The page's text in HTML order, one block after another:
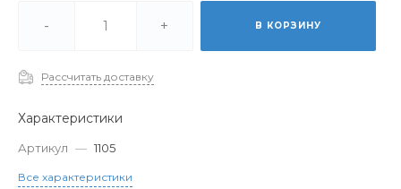
- + В КОРЗИНУ
Рассчитать доставку
Характеристики
Артикул — 1105
Все характеристики